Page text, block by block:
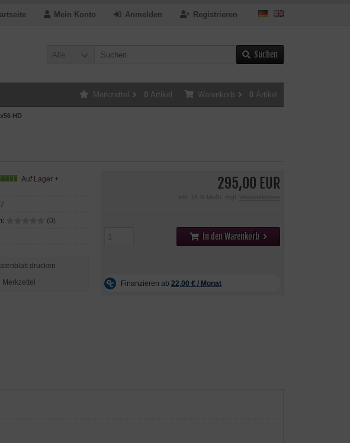
Registrieren
Anmelden
Mein Konto
Alle Suchen
Warenkorb 0 Artikel
Merkzettel 0 Artikel
HD
295,00 EUR
inkl. 19 % MwSt. zzgl. Versandkosten
In den Warenkorb
Auf Lager +
(0)
drucken